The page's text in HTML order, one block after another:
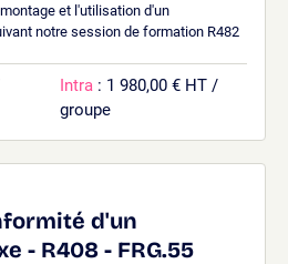
et l'utilisation d'un
notre session de formation R482
Intra : 1 980,00 € HT /
groupe
d'un
- R408 - FRG.55